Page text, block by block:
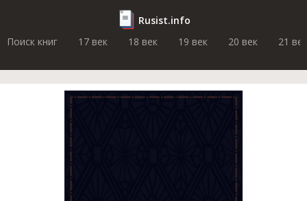
Rusist.info
Поиск книг
17 век 18 век 19 век 20 век 21 век